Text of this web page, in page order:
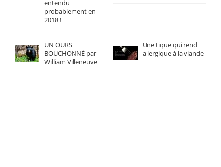
entendu
probablement en
2018 !
UN OURS
BOUCHONNÉ par
William Villeneuve
Une tique qui rend
allergique à la viande